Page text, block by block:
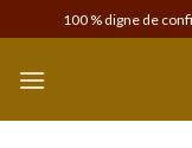
to
content
100 % digne de